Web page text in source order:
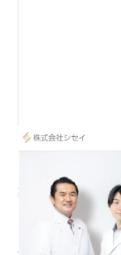
既存ウェブサイ
にくい構成とな
築。事業・サービ
ズに遷移できる
し、人材募集に
新情報を発信で